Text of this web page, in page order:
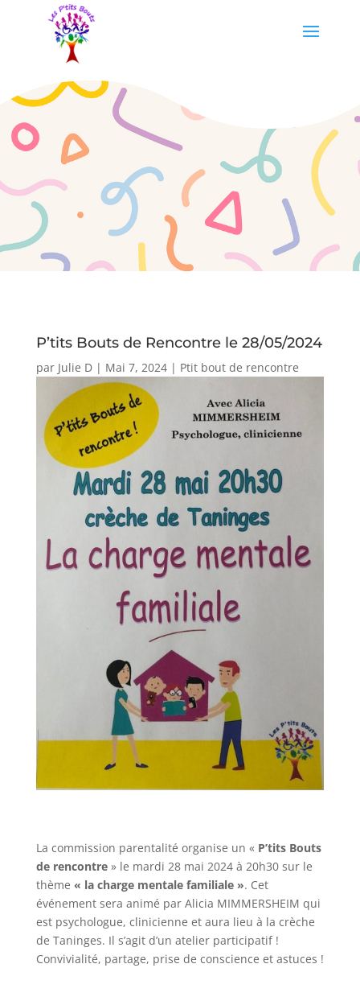
P’tits Bouts de Rencontre le 28/05/2024
par Julie D| Mai 7, 2024| Ptit bout de rencontre
La commission parentalité organise un « P’tits Bouts
de rencontre» le mardi 28 mai 2024 à 20h30 sur le
thème « la charge mentale familiale ». Cet
événement sera animé par Alicia MIMMERSHEIM qui
est psychologue, clinicienne et aura lieu à la crèche
de Taninges. Il s’agit d’un atelier participatif !
Convivialité, partage, prise de conscience et astuces !